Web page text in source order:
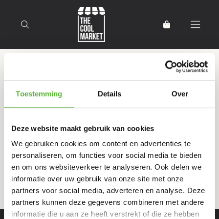
Toestemming Details Over
Deze website maakt gebruik van cookies
We gebruiken cookies om content en advertenties te
personaliseren, om functies voor social media te bieden
en om ons websiteverkeer te analyseren. Ook delen we
informatie over uw gebruik van onze site met onze
partners voor social media, adverteren en analyse. Deze
partners kunnen deze gegevens combineren met andere
informatie die u aan ze heeft verstrekt of die ze hebben
Producten getagd met groene
curry garnalen
Filter Sorteer